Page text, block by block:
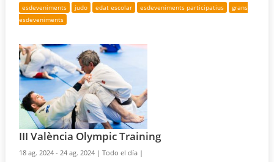
esdeveniments judo edat escolar esdeveniments participatius
grans
esdeveniments
III València Olympic Training
18 ag. 2024 - 24 ag. 2024 |Todo el día |